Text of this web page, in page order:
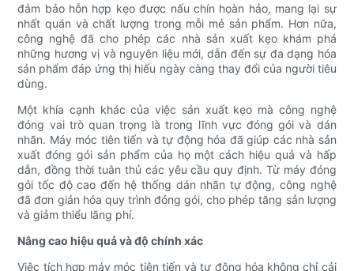
đảm bảo hỗn hợp kẹo được nấu chín hoàn hảo, mang lại sự
nhất quán và chất lượng trong mỗi mẻ sản phẩm. Hơn nữa,
công nghệ đã cho phép các nhà sản xuất kẹo khám phá
những hương vị và nguyên liệu mới, dẫn đến sự đa dạng hóa
sản phẩm đáp ứng thị hiếu ngày càng thay đổi của người tiêu
dùng.
Một khía cạnh khác của việc sản xuất kẹo mà công nghệ
đóng vai trò quan trọng là trong lĩnh vực đóng gói và dán
nhãn. Máy móc tiên tiến và tự động hóa đã giúp các nhà sản
xuất đóng gói sản phẩm của họ một cách hiệu quả và hấp
dẫn, đồng thời tuân thủ các yêu cầu quy định. Từ máy đóng
gói tốc độ cao đến hệ thống dán nhãn tự động, công nghệ
đã đơn giản hóa quy trình đóng gói, cho phép tăng sản lượng
và giảm thiểu lãng phí.
Nâng cao hiệu quả và độ chính xác
Việc tích hợp máy móc tiên tiến và tự động hóa không chỉ cải